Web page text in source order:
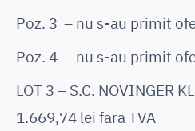
Poz. 3 – nu s-au primit
Poz. 4 – nu s-au primit
LOT 3 – S.C. NOVINGER
1.669,74 lei fara TVA